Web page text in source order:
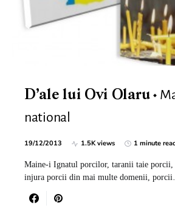
D’ale lui Ovi Olaru
national
19/12/2013 1.5K views 1 minute
Maine-i Ignatul porcilor, taranii taie porcii,
injura porcii din mai multe domenii,